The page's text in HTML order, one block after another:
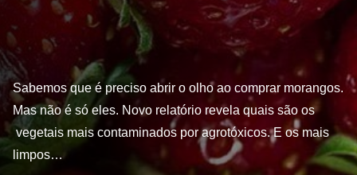
Sabemos que é preciso abrir o olho ao comprar morangos.
Mas não é só eles. Novo relatório revela quais são os
vegetais mais contaminados por agrotóxicos. E os mais
limpos…